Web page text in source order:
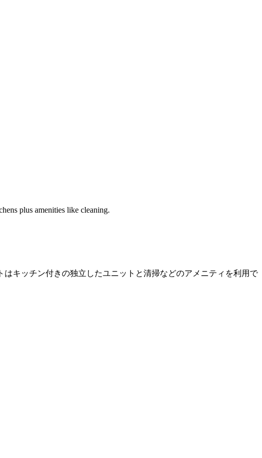
plus amenities like cleaning.
キッチン付きの独立したユニットと清掃などのアメニティを利用で